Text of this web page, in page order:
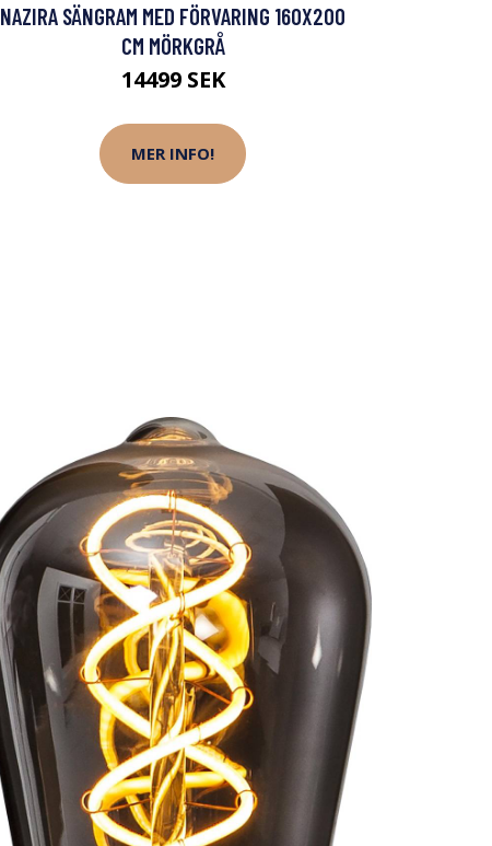
NAZIRA SÄNGRAM MED FÖRVARING 160X200
CM MÖRKGRÅ
14499 SEK
MER INFO!